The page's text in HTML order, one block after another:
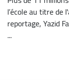
l’école au titre
reportage, Yazid
...